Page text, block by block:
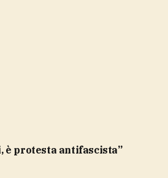
è protesta antifascista”